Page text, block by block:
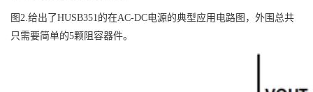
图2.给出了HUSB351的在AC-DC电源的典型应用电路图，外围总共
只需要简单的5颗阻容器件。